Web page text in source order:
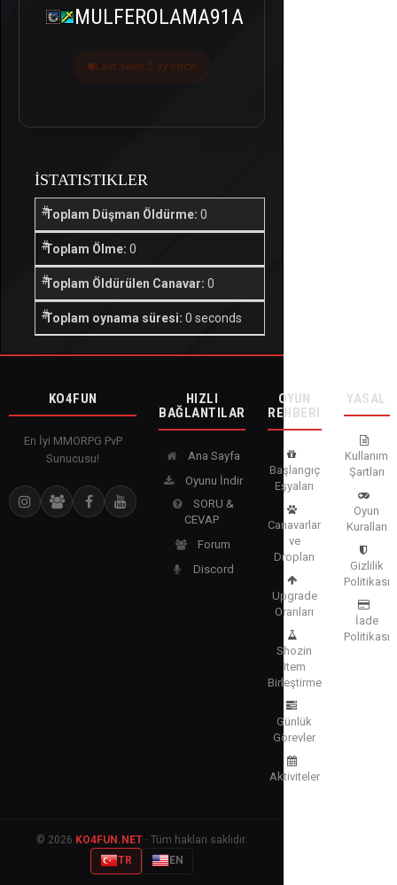
MULFEROLAMA91A
Last seen 2 ay önce
İSTATISTIKLER
Toplam Düşman Öldürme: 0
Toplam Ölme: 0
Toplam Öldürülen Canavar: 0
Toplam oynama süresi: 0 seconds
KO4FUN
En İyi MMORPG PvP
Sunucusu!
HIZLI
BAĞLANTILAR
Ana Sayfa
Oyunu İndir
SORU &
CEVAP
Forum
Discord
OYUN
REHBERI
Başlangıç
Eşyaları
Canavarlar
ve
Dropları
Upgrade
Oranları
Shozin
Item
Birleştirme
Günlük
Görevler
Aktiviteler
YASAL
Kullanım
Şartları
Oyun
Kuralları
Gizlilik
Politikası
İade
Politikası
© 2026 KO4FUN.NET · Tüm hakları saklıdır.
TR
EN